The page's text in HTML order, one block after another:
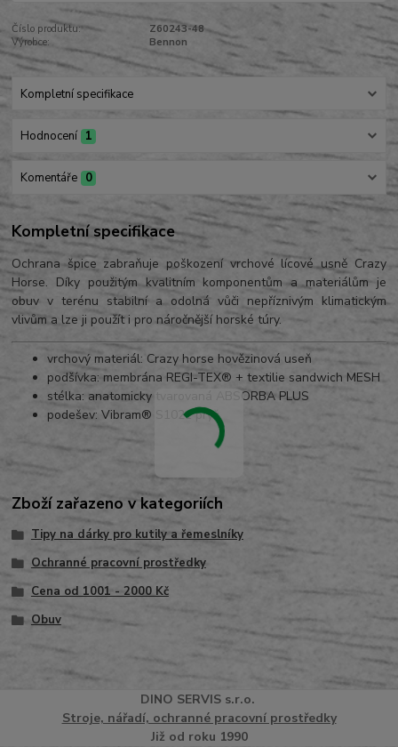
Číslo produktu:
Z60243-48
Výrobce:
Bennon
Kompletní specifikace
Hodnocení 1
Komentáře 0
Kompletní specifikace
Ochrana špice zabraňuje poškození vrchové lícové usně Crazy
Horse. Díky použitým kvalitním komponentům a materiálům je
obuv v terénu stabilní a odolná vůči nepříznivým klimatickým
vlivům a lze ji použít i pro náročnější horské túry.
vrchový materiál: Crazy horse hovězinová useň
podšívka: membrána REGI-TEX® + textilie sandwich MESH
stélka: anatomicky tvarovaná ABSORBA PLUS
podešev: Vibram® S1021 pryž
Zboží zařazeno v kategoriích
Tipy na dárky pro kutily a řemeslníky
Ochranné pracovní prostředky
Cena od 1001 - 2000 Kč
Obuv
DINO SERVISs.r.o.
Stroje, nářadí, ochranné pracovní prostředky
Již od roku 1990